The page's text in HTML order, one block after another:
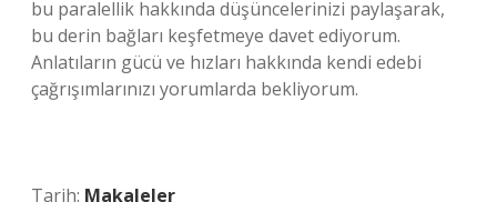
bu paralellik hakkında düşüncelerinizi paylaşarak,
bu derin bağları keşfetmeye davet ediyorum.
Anlatıların gücü ve hızları hakkında kendi edebi
çağrışımlarınızı yorumlarda bekliyorum.
Tarih: Makaleler